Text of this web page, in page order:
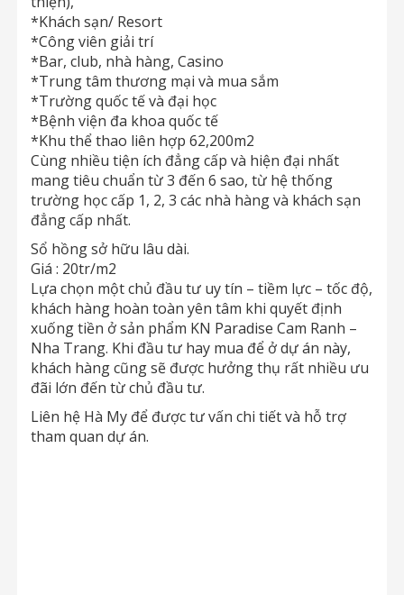
*Khách sạn/ Resort
*Công viên giải trí
*Bar, club, nhà hàng, Casino
*Trung tâm thương mại và mua sắm
*Trường quốc tế và đại học
*Bệnh viện đa khoa quốc tế
*Khu thể thao liên hợp 62,200m2
Cùng nhiều tiện ích đẳng cấp và hiện đại nhất
mang tiêu chuẩn từ 3 đến 6 sao, từ hệ thống
trường học cấp 1, 2, 3 các nhà hàng và khách sạn
đẳng cấp nhất.
Sổ hồng sở hữu lâu dài.
Giá : 20tr/m2
Lựa chọn một chủ đầu tư uy tín – tiềm lực – tốc độ,
khách hàng hoàn toàn yên tâm khi quyết định
xuống tiền ở sản phẩm KN Paradise Cam Ranh –
Nha Trang. Khi đầu tư hay mua để ở dự án này,
khách hàng cũng sẽ được hưởng thụ rất nhiều ưu
đãi lớn đến từ chủ đầu tư.
Liên hệ Hà My để được tư vấn chi tiết và hỗ trợ
tham quan dự án.